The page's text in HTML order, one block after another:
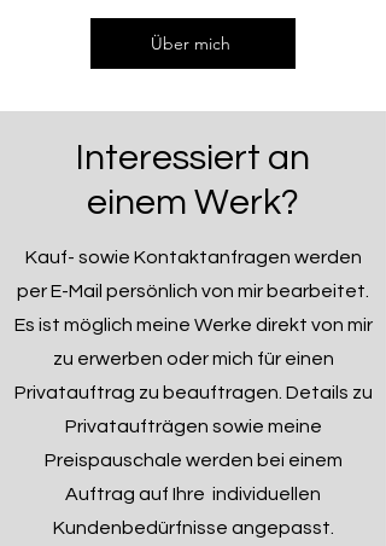
Über mich
Interessiert an
einem Werk?
Kauf- sowie Kontaktanfragen werden
per E-Mail persönlich von mir bearbeitet.
Es ist möglich meine Werke direkt von mir
zu erwerben oder mich für einen
Privatauftrag zu beauftragen. Details zu
Privataufträgen sowie meine
Preispauschale werden bei einem
Auftrag auf Ihre individuellen
Kundenbedürfnisse angepasst.